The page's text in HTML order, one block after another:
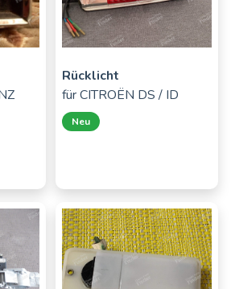
Rücklicht
fürCITROËN DS / ID
Neu